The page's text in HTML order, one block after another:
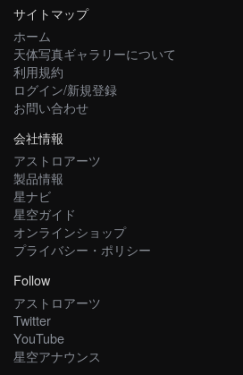
サイトマップ
ホーム
天体写真ギャラリーについて
利用規約
ログイン/新規登録
お問い合わせ
会社情報
アストロアーツ
製品情報
星ナビ
星空ガイド
オンラインショップ
プライバシー・ポリシー
Follow
アストロアーツ
Twitter
YouTube
星空アナウンス